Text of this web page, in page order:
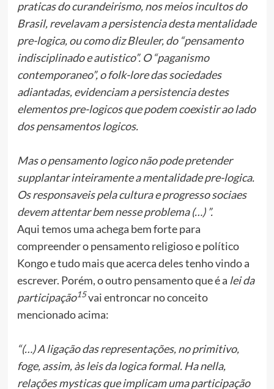
praticas do curandeirismo, nos meios incultos do
Brasil, revelavam a persistencia desta mentalidade
pre-logica, ou como diz Bleuler, do “pensamento
indisciplinado e autistico”. O “paganismo
contemporaneo”, o folk-lore das sociedades
adiantadas, evidenciam a persistencia destes
elementos pre-logicos que podem coexistir ao lado
dos pensamentos logicos.
Mas o pensamento logico não pode pretender
supplantar inteiramente a mentalidade pre-logica.
Os responsaveis pela cultura e progresso sociaes
devem attentar bem nesse problema (…) ”.
Aqui temos uma achega bem forte para
compreender o pensamento religioso e político
Kongo e tudo mais que acerca deles tenho vindo a
escrever. Porém, o outro pensamento que é a lei da
participação15 vai entroncar no conceito
mencionado acima:
“(…) A ligação das representações, no primitivo,
foge, assim, às leis da logica formal. Ha nella,
relações mysticas que implicam uma participação